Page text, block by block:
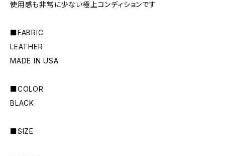
使用感も非常に少ない極上コンディションです
■FABRIC
LEATHER
MADE IN USA
■COLOR
BLACK
■SIZE